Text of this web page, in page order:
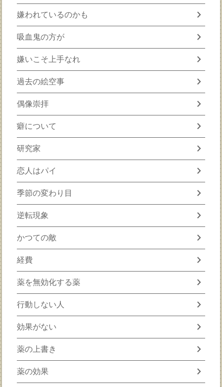
嫌われているのかも chevron_right
吸血鬼の方が chevron_right
嫌いこそ上手なれ chevron_right
過去の絵空事 chevron_right
偶像崇拝 chevron_right
癖について chevron_right
研究家 chevron_right
恋人はパイ chevron_right
季節の変わり目 chevron_right
逆転現象 chevron_right
かつての敵 chevron_right
経費 chevron_right
薬を無効化する薬 chevron_right
行動しない人 chevron_right
効果がない chevron_right
薬の上書き chevron_right
薬の効果 chevron_right